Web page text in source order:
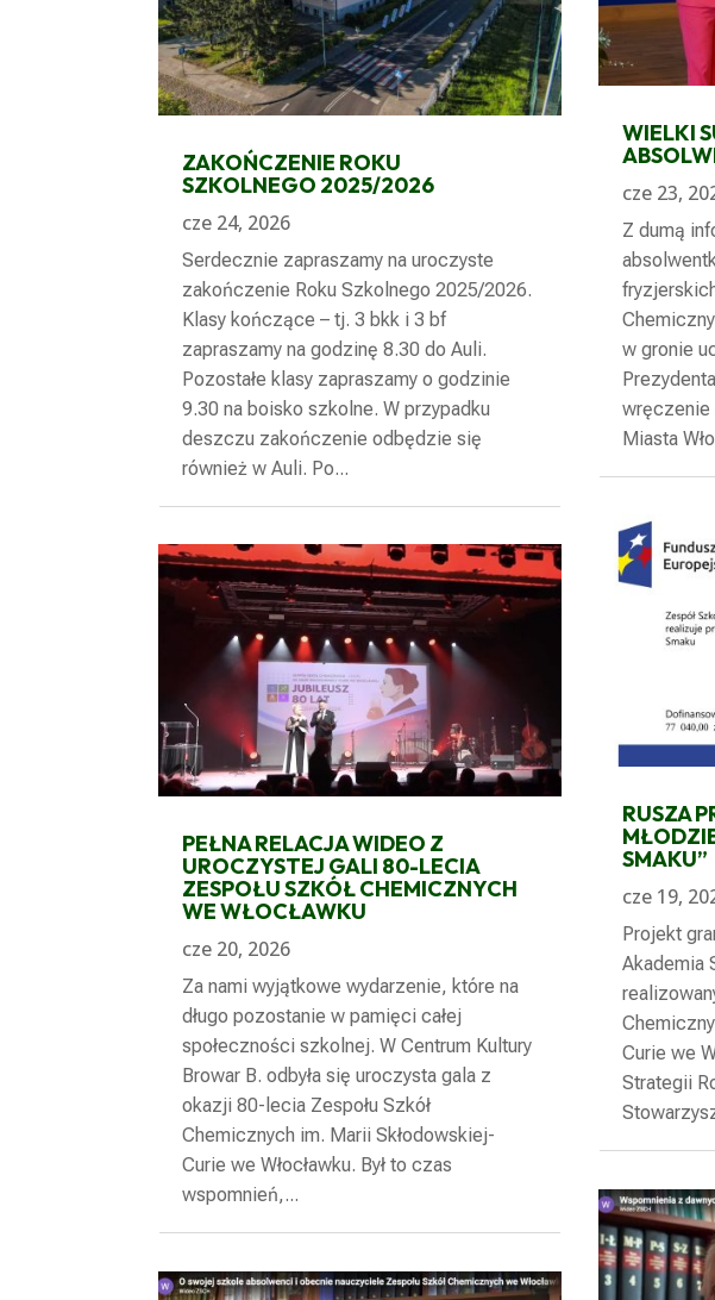
ZAKOŃCZENIE ROKU
SZKOLNEGO 2025/2026
cze 24, 2026
Serdecznie zapraszamy na uroczyste
zakończenie Roku Szkolnego 2025/2026.
Klasy kończące – tj. 3 bkk i 3 bf
zapraszamy na godzinę 8.30 do Auli.
Pozostałe klasy zapraszamy o godzinie
9.30 na boisko szkolne. W przypadku
deszczu zakończenie odbędzie się
również w Auli. Po...
PEŁNA RELACJA WIDEO Z
UROCZYSTEJ GALI 80-LECIA
ZESPOŁU SZKÓŁ CHEMICZNYCH
WE WŁOCŁAWKU
cze 20, 2026
Za nami wyjątkowe wydarzenie, które na
długo pozostanie w pamięci całej
społeczności szkolnej. W Centrum Kultury
Browar B. odbyła się uroczysta gala z
okazji 80-lecia Zespołu Szkół
Chemicznych im. Marii Skłodowskiej-
Curie we Włocławku. Był to czas
wspomnień,...
WIELKI
cze 23,
Z dumą
w gronie
wręczenie
Miasta
RUSZA
SMAKU”
cze 19,
Projekt
Akademia
Curie we
Strategii